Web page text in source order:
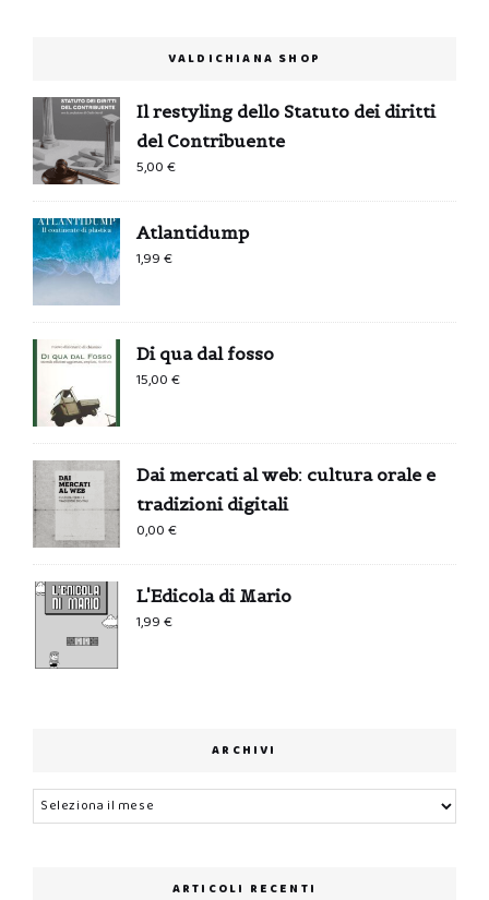
VALDICHIANA SHOP
Il restyling dello Statuto dei diritti
del Contribuente
5,00€
Atlantidump
1,99€
Di qua dal fosso
15,00€
Dai mercati al web: cultura orale e
tradizioni digitali
0,00€
L'Edicola di Mario
1,99€
ARCHIVI
Archivi
ARTICOLI RECENTI